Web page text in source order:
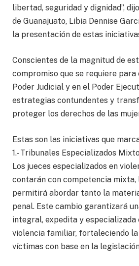
libertad, seguridad y dignidad”,
de Guanajuato, Libia Dennise
la presentación de estas
Conscientes de la magnitud de
compromiso que se requiere
Poder Judicial y en el Poder
estrategias contundentes y
proteger los derechos de las
Estas son las iniciativas que
1.- Tribunales Especializados
Los jueces especializados en
contarán con competencia mixta,
permitirá abordar tanto la
penal. Este cambio garantizará
integral, expedita y especializada
violencia familiar, fortaleciendo
víctimas con base en la